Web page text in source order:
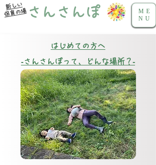
新しい
保育の場 さんさんぽ
ME
NU
はじめての方へ
‐さんさんぽって、どんな場所？‐